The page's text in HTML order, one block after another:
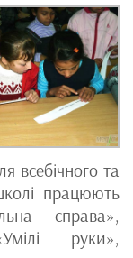
всебічного та
працюють
справа»,
руки»,